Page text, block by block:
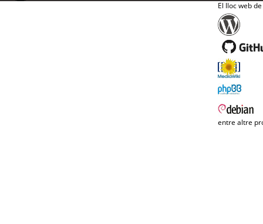
El lloc web
entre altre